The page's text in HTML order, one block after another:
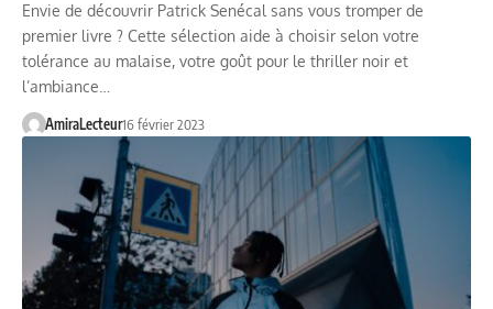
Envie de découvrir Patrick Senécal sans vous tromper de
premier livre ? Cette sélection aide à choisir selon votre
tolérance au malaise, votre goût pour le thriller noir et
l’ambiance…
AmiraLecteur16 février 2023